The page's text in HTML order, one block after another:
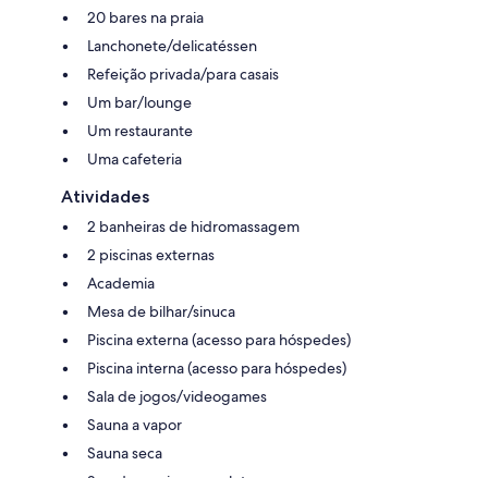
20 bares na praia
Lanchonete/delicatéssen
Refeição privada/para casais
Um bar/lounge
Um restaurante
Uma cafeteria
Atividades
2 banheiras de hidromassagem
2 piscinas externas
Academia
Mesa de bilhar/sinuca
Piscina externa (acesso para hóspedes)
Piscina interna (acesso para hóspedes)
Sala de jogos/videogames
Sauna a vapor
Sauna seca